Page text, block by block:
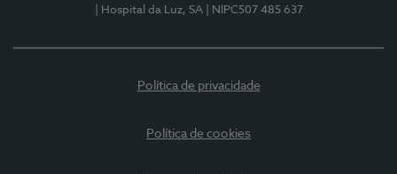
| Hospital da Luz, SA
| NIPC507 485 637
Política de privacidade
Política de cookies